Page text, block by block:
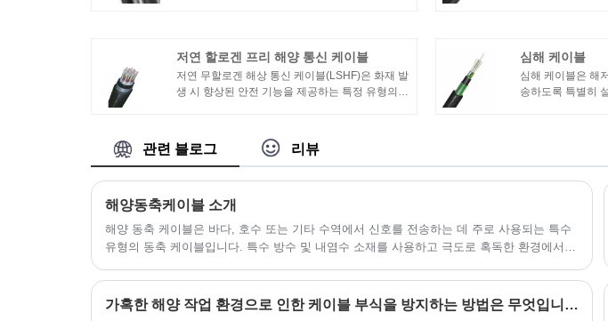
(XLPE)과 같은 절
저연 할로겐 프리 해양 통신 케이블
저연 무할로겐 해상 통신 케이블(LSHF)은 화재 발
생 시 향상된 안전 기능을 제공하는 특정 유형의
방출을 최소화하도록 설계되었습니다.
심해 케이블
심해 케이블은 해
송하도록 특별히
관련 블로그 리뷰
해양동축케이블 소개
해양 동축 케이블은 바다, 호수 또는 기타 수역에서 신호를 전송하는 데 주로 사용되는 특수
유형의 동축 케이블입니다. 특수 방수 및 내염수 소재를 사용하고 극도로 혹독한 환경에서도
가혹한 해양 작업 환경으로 인한 케이블 부식을 방지하는 방법은 무엇입니까?